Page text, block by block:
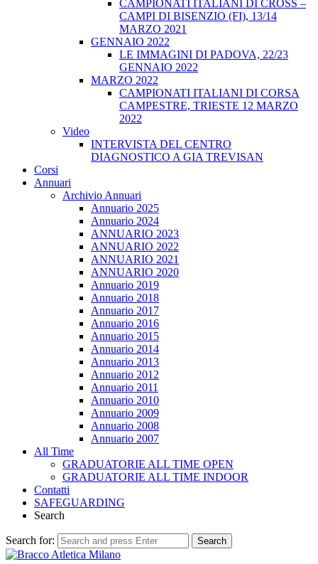
CAMPIONATI ITALIANI DI CROSS –
CAMPI DI BISENZIO (FI), 13/14
MARZO 2021
GENNAIO 2022
LE IMMAGINI DI PADOVA, 22/23
GENNAIO 2022
MARZO 2022
CAMPIONATI ITALIANI DI CORSA
CAMPESTRE, TRIESTE 12 MARZO
2022
Video
INTERVISTA DEL CENTRO
DIAGNOSTICO A GIA TREVISAN
Corsi
Annuari
Archivio Annuari
Annuario 2025
Annuario 2024
ANNUARIO 2023
ANNUARIO 2022
ANNUARIO 2021
ANNUARIO 2020
Annuario 2019
Annuario 2018
Annuario 2017
Annuario 2016
Annuario 2015
Annuario 2014
Annuario 2013
Annuario 2012
Annuario 2011
Annuario 2010
Annuario 2009
Annuario 2008
Annuario 2007
All Time
GRADUATORIE ALL TIME OPEN
GRADUATORIE ALL TIME INDOOR
Contatti
SAFEGUARDING
Search
Search for: Search